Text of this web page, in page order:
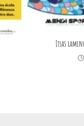
Itsas